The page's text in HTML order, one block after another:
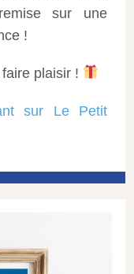
sur une
!
plaisir !
sur Le Petit